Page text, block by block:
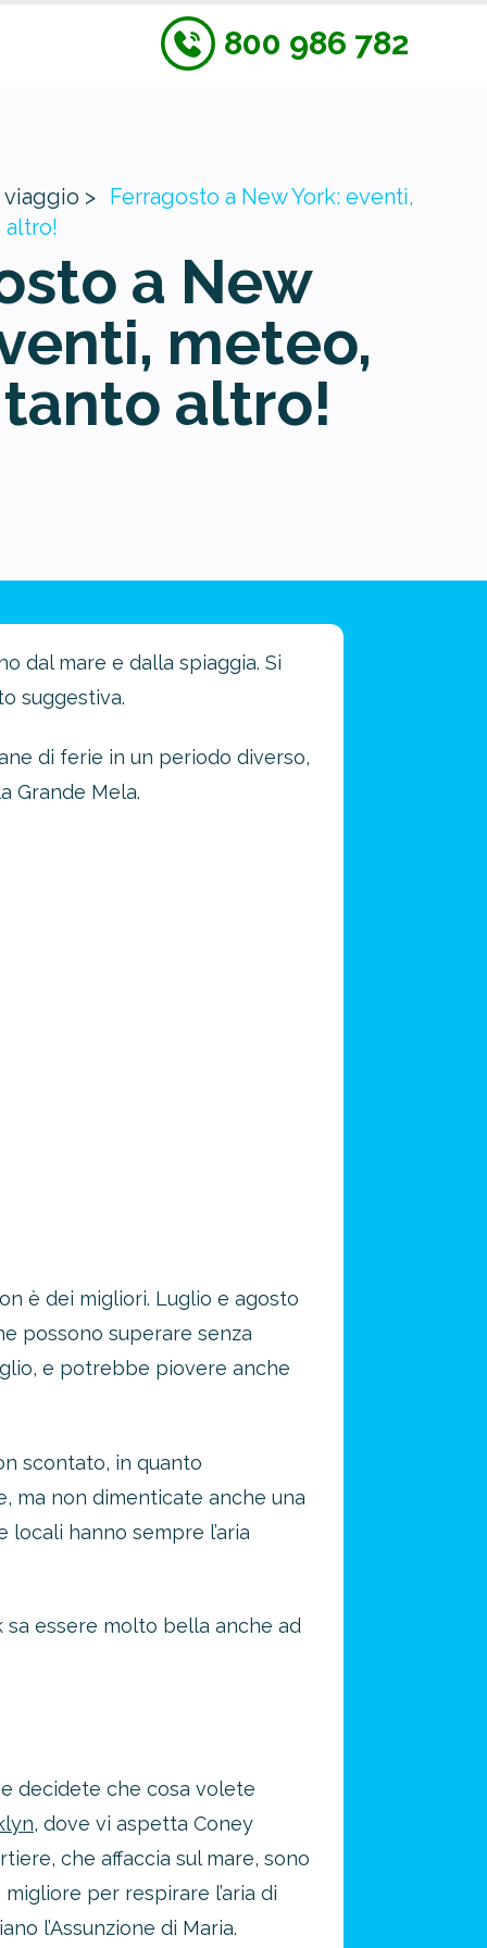
800 986 782
> Ferragosto a New York: eventi,
altro!
a New
meteo,
altro!
dal mare e dalla spiaggia. Si
suggestiva.
di ferie in un periodo diverso,
Grande Mela.
è dei migliori. Luglio e agosto
possono superare senza
e potrebbe piovere anche
scontato, in quanto
ma non dimenticate anche una
hanno sempre l’aria
essere molto bella anche ad
decidete che cosa volete
, dove vi aspetta Coney
che affaccia sul mare, sono
per respirare l’aria di
l’Assunzione di Maria.